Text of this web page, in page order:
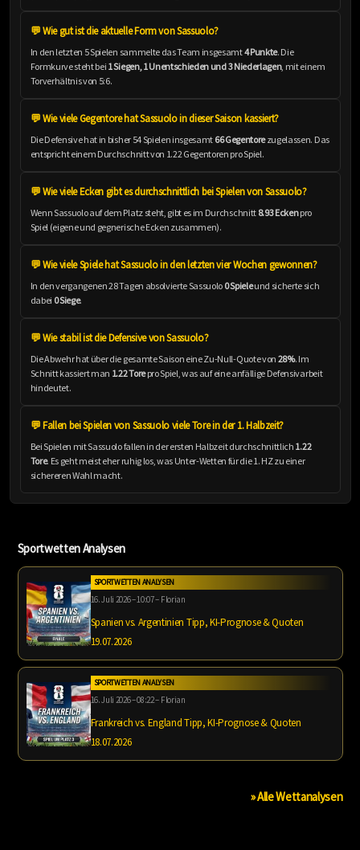
💬 Wie gut ist die aktuelle Form von Sassuolo?
In den letzten 5 Spielen sammelte das Team insgesamt4 Punkte. Die
Formkurve steht bei 1 Siegen, 1 Unentschieden und 3 Niederlagen, mit einem
Torverhältnis von 5:6.
💬 Wie viele Gegentore hat Sassuolo in dieser Saison kassiert?
Die Defensive hat in bisher 54 Spielen insgesamt 66 Gegentorezugelassen. Das
entspricht einem Durchschnitt von 1.22 Gegentoren pro Spiel.
💬 Wie viele Ecken gibt es durchschnittlich bei Spielen von Sassuolo?
Wenn Sassuolo auf dem Platz steht, gibt es im Durchschnitt 8.93 Eckenpro
Spiel (eigene und gegnerische Ecken zusammen).
💬 Wie viele Spiele hat Sassuolo in den letzten vier Wochen gewonnen?
In den vergangenen 28 Tagen absolvierte Sassuolo 0 Spieleund sicherte sich
dabei 0 Siege.
💬 Wie stabil ist die Defensive von Sassuolo?
Die Abwehr hat über die gesamte Saison eine Zu-Null-Quote von 28%. Im
Schnitt kassiert man 1.22 Torepro Spiel, was auf eine anfällige Defensivarbeit
hindeutet.
💬 Fallen bei Spielen von Sassuolo viele Tore in der 1. Halbzeit?
Bei Spielen mit Sassuolo fallen in der ersten Halbzeit durchschnittlich 1.22
Tore. Es geht meist eher ruhig los, was Unter-Wetten für die 1. HZ zu einer
sichereren Wahl macht.
Sportwetten Analysen
SPORTWETTEN ANALYSEN
16. Juli 2026 – 10:07 – Florian
Spanien vs. Argentinien Tipp, KI-Prognose & Quoten
19.07.2026
SPORTWETTEN ANALYSEN
16. Juli 2026 – 08:22 – Florian
Frankreich vs. England Tipp, KI-Prognose & Quoten
18.07.2026
» Alle Wettanalysen